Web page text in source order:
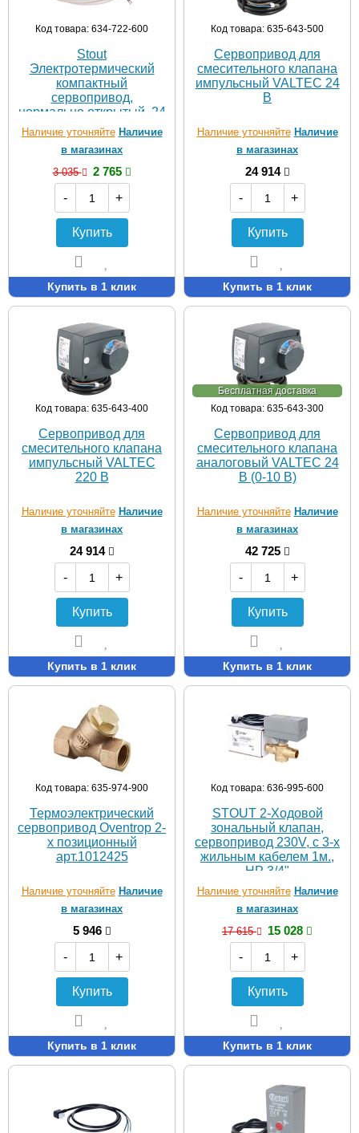
Код товара: 634-722-600
Stout
Электротермический
компактный
сервопривод,
нормально открытый, 24
Наличие уточняйте Наличие
в магазинах
3 035
2 765
-
+
Купить
Купить в 1 клик
Код товара: 635-643-500
Сервопривод для
смесительного клапана
импульсный VALTEC 24
В
Наличие уточняйте Наличие
в магазинах
24 914
-
+
Купить
Купить в 1 клик
Код товара: 635-643-400
Сервопривод для
смесительного клапана
импульсный VALTEC
220 В
Наличие уточняйте Наличие
в магазинах
24 914
-
+
Купить
Купить в 1 клик
Бесплатная доставка
Код товара: 635-643-300
Сервопривод для
смесительного клапана
аналоговый VALTEC 24
В (0-10 В)
Наличие уточняйте Наличие
в магазинах
42 725
-
+
Купить
Купить в 1 клик
Код товара: 635-974-900
Термоэлектрический
сервопривод Oventrop 2-
х позиционный
арт.1012425
Наличие уточняйте Наличие
в магазинах
5 946
-
+
Купить
Купить в 1 клик
Код товара: 636-995-600
STOUT 2-Ходовой
зональный клапан,
сервопривод 230V, с 3-х
жильным кабелем 1м.,
НР 3/4"
Наличие уточняйте Наличие
в магазинах
17 615
15 028
-
+
Купить
Купить в 1 клик